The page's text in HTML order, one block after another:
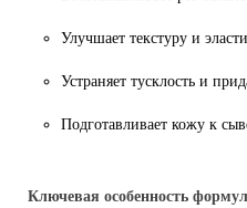
Улучшает текстуру и
Устраняет тусклость и
Подготавливает кожу к
Ключевая особенность